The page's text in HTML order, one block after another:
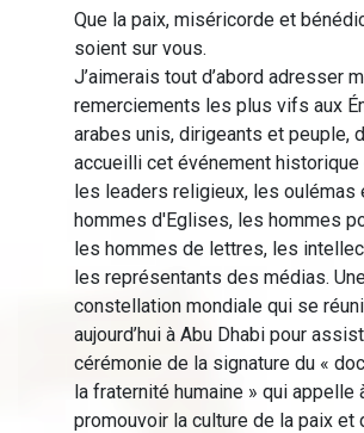
Que la paix, miséricorde et
soient sur vous.
J’aimerais tout d’abord adresser
remerciements les plus vifs aux
arabes unis, dirigeants et peuple,
accueilli cet événement historique
les leaders religieux, les oulémas
hommes d'Eglises, les hommes
les hommes de lettres, les
les représentants des médias.
constellation mondiale qui se
aujourd’hui à Abu Dhabi pour
cérémonie de la signature du «
la fraternité humaine » qui appelle
promouvoir la culture de la paix et